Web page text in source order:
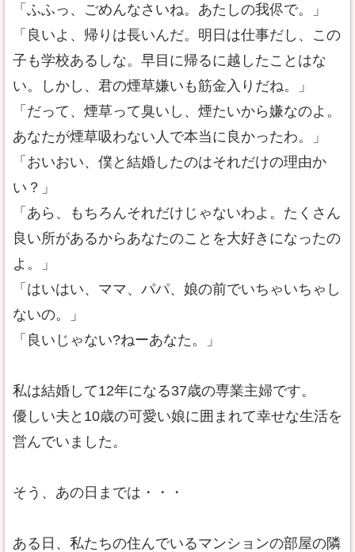
「ふふっ、ごめんなさいね。あたしの我侭で。」
「良いよ、帰りは長いんだ。明日は仕事だし、この
子も学校あるしな。早目に帰るに越したことはな
い。しかし、君の煙草嫌いも筋金入りだね。」
「だって、煙草って臭いし、煙たいから嫌なのよ。
あなたが煙草吸わない人で本当に良かったわ。」
「おいおい、僕と結婚したのはそれだけの理由か
い？」
「あら、もちろんそれだけじゃないわよ。たくさん
良い所があるからあなたのことを大好きになったの
よ。」
「はいはい、ママ、パパ、娘の前でいちゃいちゃし
ないの。」
「良いじゃない?ねーあなた。」
私は結婚して12年になる37歳の専業主婦です。
優しい夫と10歳の可愛い娘に囲まれて幸せな生活を
営んでいました。
そう、あの日までは・・・
ある日、私たちの住んでいるマンションの部屋の隣